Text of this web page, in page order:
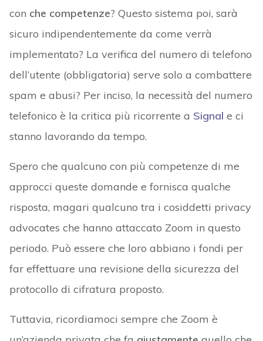
con che competenze? Questo sistema poi, sarà
sicuro indipendentemente da come verrà
implementato? La verifica del numero di telefono
dell’utente (obbligatoria) serve solo a combattere
spam e abusi? Per inciso, la necessità del numero
telefonico è la critica più ricorrente a Signal e ci
stanno lavorando da tempo.
Spero che qualcuno con più competenze di me
approcci queste domande e fornisca qualche
risposta, magari qualcuno tra i cosiddetti privacy
advocates che hanno attaccato Zoom in questo
periodo. Può essere che loro abbiano i fondi per
far effettuare una revisione della sicurezza del
protocollo di cifratura proposto.
Tuttavia, ricordiamoci sempre che Zoom è